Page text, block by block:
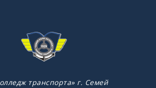
транспорта» г. Семей